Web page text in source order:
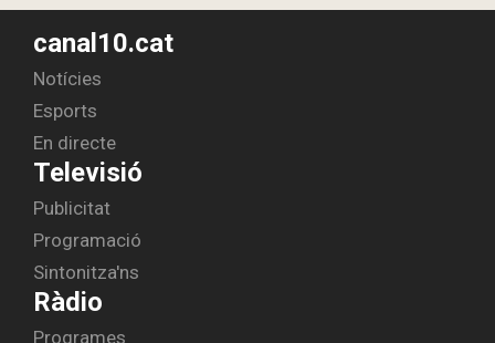
canal10.cat
Notícies
Esports
En directe
Televisió
Publicitat
Programació
Sintonitza'ns
Ràdio
Programes